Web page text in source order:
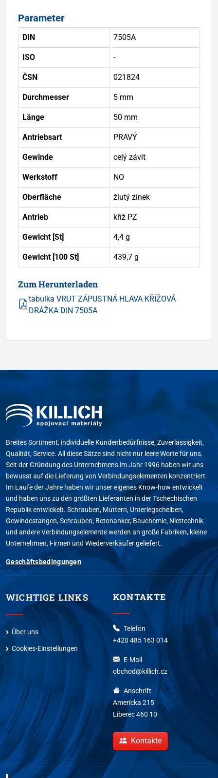
Parameter
DIN 7505A
ISO -
ČSN 021824
Durchmesser 5 mm
Länge 50 mm
Antriebsart PRAVÝ
Gewinde celý závit
Werkstoff NO
Oberfläche žlutý zinek
Antrieb kříž PZ
Gewicht [St] 4,4 g
Gewicht [100 St] 439,7 g
Zum Herunterladen
tabulka VRUT ZÁPUSTNÁ HLAVA KŘÍŽOVÁ
DRÁŽKA DIN 7505A
Breites Sortiment, individuelle Kundenbedürfnisse, Zuverlässigkeit,
Qualität, Service. All diese Sätze sind nicht nur leere Worte für uns.
Seit der Gründung des Unternehmens im Jahr 1996 haben wir uns
bewusst auf die Lieferung von Verbindungselementen konzentriert.
Im Laufe der Jahre haben wir unser eigenes Know-how entwickelt
und haben uns zu den größten Lieferanten in der Tschechischen
Republik entwickelt. Schrauben, Muttern, Unterlegscheiben,
Gewindestangen, Schrauben, Betonanker, Bauchemie, Niettechnik
und andere Verbindungselemente werden an große Fabriken, kleine
Unternehmen, Firmen und Wiederverkäufer geliefert.
Geschäftsbedingungen
WICHTIGE LINKS
Über uns
Cookies-Einstellungen
KONTAKTE
Telefon
+420 485 163 014
E-Mail
obchod@killich.cz
Anschrift
Americka 215
Liberec 460 10
Kontakte